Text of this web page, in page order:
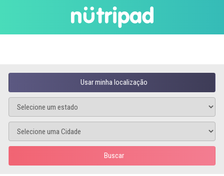
Usar minha localização
Buscar